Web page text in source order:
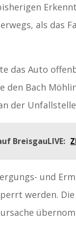
als das
das Auto
den Bach
der
BreisgauLIVE:
und
werden.